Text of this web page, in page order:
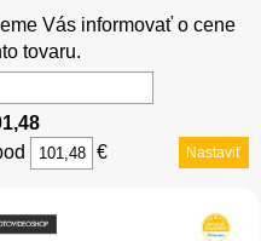
Vás informovať o cene
tovaru.
€ Nastaviť